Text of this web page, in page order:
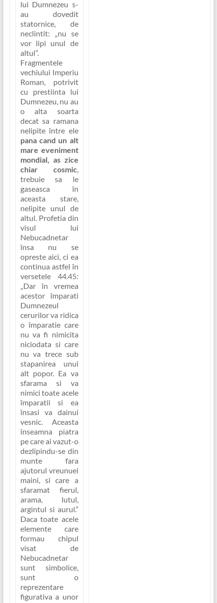
lui Dumnezeu s-
au dovedit
statornice, de
neclintit: „nu se
vor lipi unul de
altul”.
Fragmentele
vechiului Imperiu
Roman, potrivit
cu prestiinta lui
Dumnezeu, nu au
o alta soarta
decat sa ramana
nelipite între ele
pana cand un alt
mare eveniment
mondial, as zice
chiar cosmic,
trebuie sa le
gaseasca în
aceasta stare,
nelipite unul de
altul. Profetia din
visul lui
Nebucadnetar
însa nu se
opreste aici, ci ea
continua astfel în
versetele 44.45:
„Dar în vremea
acestor împarati
Dumnezeul
cerurilor va ridica
o împaratie care
nu va fi nimicita
niciodata si care
nu va trece sub
stapanirea unui
alt popor. Ea va
sfarama si va
nimici toate acele
împaratii si ea
însasi va dainui
vesnic. Aceasta
înseamna piatra
pe care ai vazut-o
dezlipindu-se din
munte fara
ajutorul vreunuei
maini, si care a
sfaramat fierul,
arama, lutul,
argintul si aurul.”
Daca toate acele
elemente care
formau chipul
visat de
Nebucadnetar
sunt simbolice,
sunt o
reprezentare
figurativa a unor